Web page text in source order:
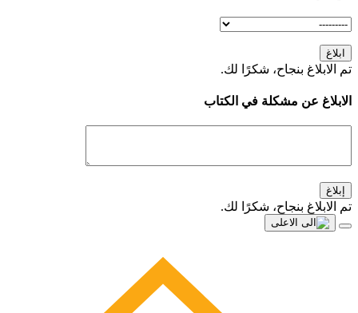
ابلاغ
تم الابلاغ بنجاح، شكرًا لك.
الابلاغ عن مشكلة في الكتاب
إبلاغ
تم الابلاغ بنجاح، شكرًا لك.